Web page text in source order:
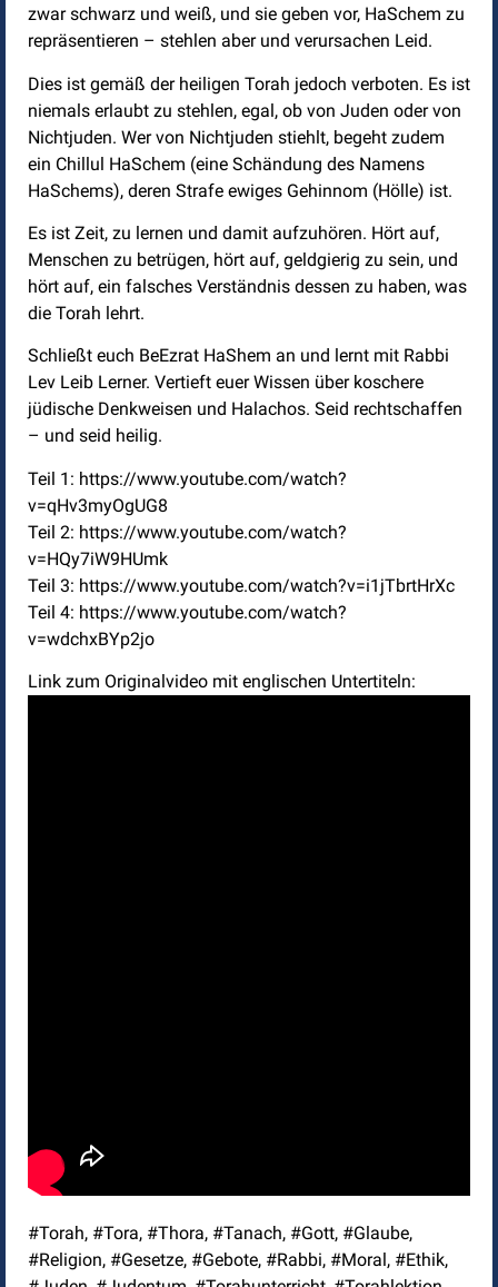
zwar schwarz und weiß, und sie geben vor, HaSchem zu
repräsentieren – stehlen aber und verursachen Leid.
Dies ist gemäß der heiligen Torah jedoch verboten. Es ist
niemals erlaubt zu stehlen, egal, ob von Juden oder von
Nichtjuden. Wer von Nichtjuden stiehlt, begeht zudem
ein Chillul HaSchem (eine Schändung des Namens
HaSchems), deren Strafe ewiges Gehinnom (Hölle) ist.
Es ist Zeit, zu lernen und damit aufzuhören. Hört auf,
Menschen zu betrügen, hört auf, geldgierig zu sein, und
hört auf, ein falsches Verständnis dessen zu haben, was
die Torah lehrt.
Schließt euch BeEzrat HaShem an und lernt mit Rabbi
Lev Leib Lerner. Vertieft euer Wissen über koschere
jüdische Denkweisen und Halachos. Seid rechtschaffen
– und seid heilig.
Teil 1: https://www.youtube.com/watch?
v=qHv3myOgUG8
Teil 2: https://www.youtube.com/watch?
v=HQy7iW9HUmk
Teil 3: https://www.youtube.com/watch?v=i1jTbrtHrXc
Teil 4: https://www.youtube.com/watch?
v=wdchxBYp2jo
Link zum Originalvideo mit englischen Untertiteln:
#Torah, #Tora, #Thora, #Tanach, #Gott, #Glaube,
#Religion, #Gesetze, #Gebote, #Rabbi, #Moral, #Ethik,